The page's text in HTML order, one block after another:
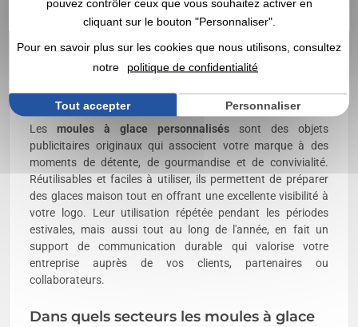
FAQ – Moules à glace
personnalisés
personnalisés ?
Lesmoules à glace personnaliséssont des objets
publicitaires originaux qui associent votre marque à des
moments de détente, de gourmandise et de convivialité.
Réutilisables et faciles à utiliser, ils permettent de préparer
des glaces maison tout en offrant une excellente visibilité à
votre logo. Leur utilisation répétée pendant les périodes
estivales, mais aussi tout au long de l'année, en fait un
support de communication durable qui valorise votre
entreprise auprès de vos clients, partenaires ou
collaborateurs.
Dans quels secteurs les moules à glace
pouvez contrôler ceux que vous souhaitez activer en
cliquant sur le bouton "Personnaliser".
Pour en savoir plus sur les cookies que nous utilisons, consultez
notre
politique de confidentialité
Tout accepter Personnaliser